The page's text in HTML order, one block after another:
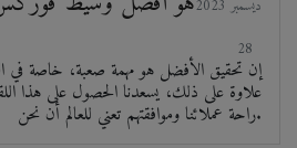
2023 ديسمبر
إن تحقيق الأفضل هو مهمة صعبة، خاصة في
علاوة على ذلك، يسعدنا الحصول على هذا
راحة عملائنا وموافقتهم تعني للعالم أن نحن.